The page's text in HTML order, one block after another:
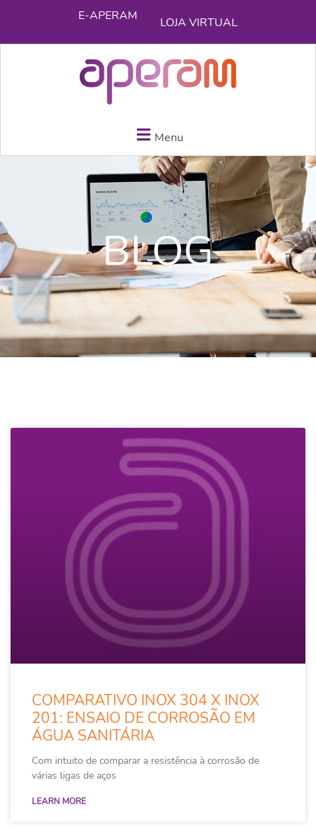
E-APERAM LOJA VIRTUAL
Menu
BLOG
COMPARATIVO INOX 304 X INOX
201: ENSAIO DE CORROSÃO EM
ÁGUA SANITÁRIA
Com intuito de comparar a resistência à corrosão de
várias ligas de aços
LEARN MORE